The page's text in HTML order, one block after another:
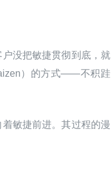
没把敏捷贯彻到底，就
）的方式——不积跬
敏捷前进。其过程的漫